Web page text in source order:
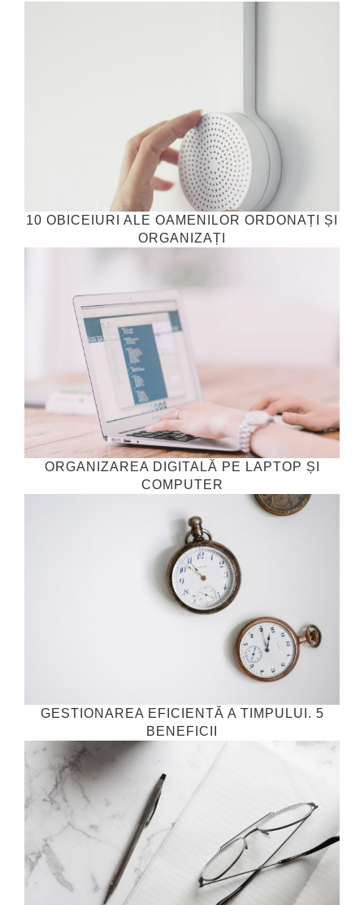
10 OBICEIURI ALE OAMENILOR ORDONAȚI ȘI
ORGANIZAȚI
ORGANIZAREA DIGITALĂ PE LAPTOP ȘI
COMPUTER
GESTIONAREA EFICIENTĂ A TIMPULUI. 5
BENEFICII